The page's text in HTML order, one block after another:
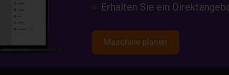
Erhalten Sie ein
Maschine planen